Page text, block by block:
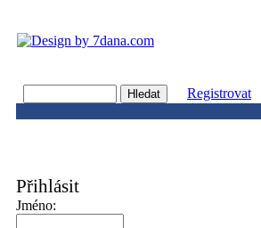
Registrovat
Přihlásit
Jméno: